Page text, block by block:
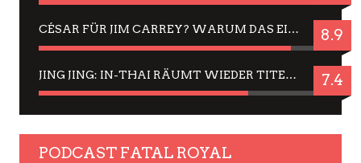
CÉSAR FÜR JIM CARREY? WARUM DAS EINER DER NERVIGSTEN ACTORS IST UND BLEIBT 8.9
JING JING: IN-THAI RÄUMT WIEDER TITEL AB – EIN ZWEI-STUNDEN-ERLEBNISBERICHT 7.4
PODCAST FATAL ROYAL